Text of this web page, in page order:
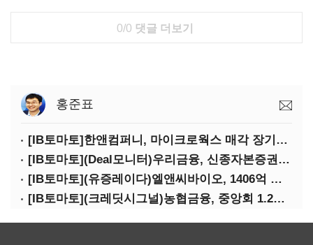
0/0 댓글 더보기
홍준표
[IB토마토]한앤컴퍼니, 마이크로웍스 매각 장기화 대비…배당 회수판 깔았다
[IB토마토](Deal모니터)우리금융, 신종자본증권 발행했지만 차환금리 '부담'
[IB토마토](유증레이다)엘앤씨바이오, 1406억 유증…최대주주는 절반만 청약
[IB토마토](크레딧시그널)농협금융, 중앙회 1.2조 지원받아 생산적금융 확대